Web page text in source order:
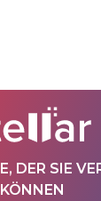
DER SIE
KÖNNEN